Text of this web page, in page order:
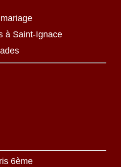
à Saint-Ignace
6ème